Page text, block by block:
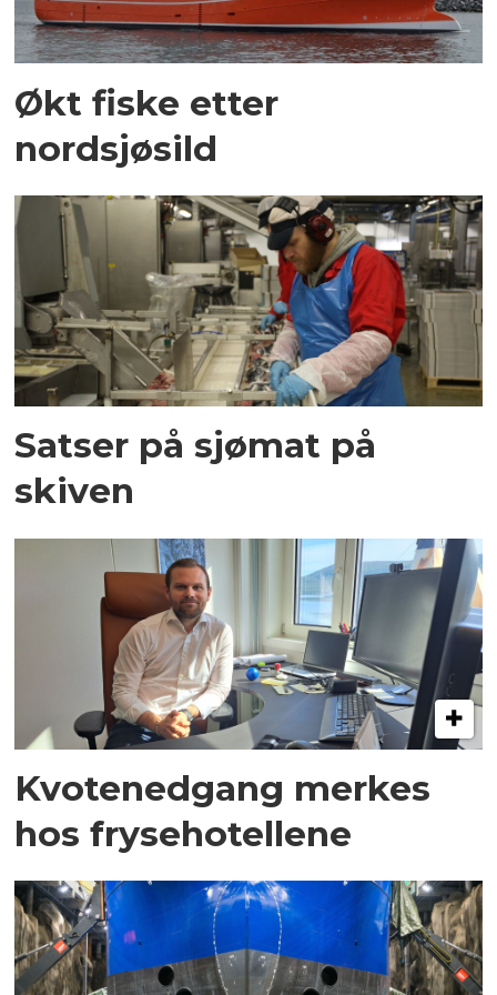
Økt fiske etter
nordsjøsild
Satser på sjømat på
skiven
Kvotenedgang merkes
hos frysehotellene